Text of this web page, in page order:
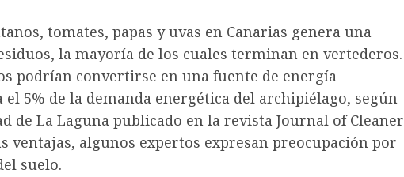
tomates, papas y uvas en Canarias genera una
la mayoría de los cuales terminan en vertederos.
podrían convertirse en una fuente de energía
5% de la demanda energética del archipiélago, según
de La Laguna publicado en la revista Journal of Cleaner
ventajas, algunos expertos expresan preocupación por
suelo.